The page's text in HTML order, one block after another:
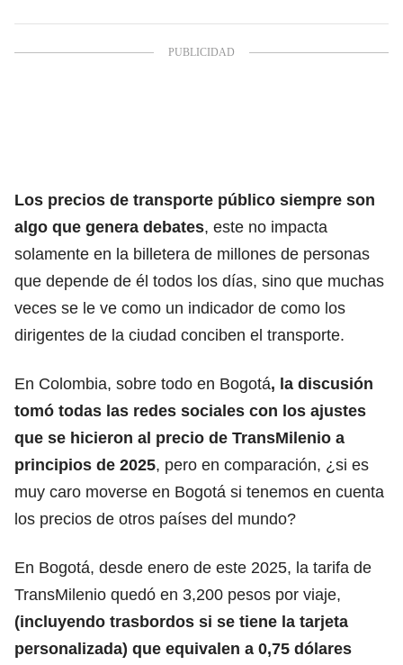
Los precios de transporte público siempre son
algo que genera debates, este no impacta
solamente en la billetera de millones de personas
que depende de él todos los días, sino que muchas
veces se le ve como un indicador de como los
dirigentes de la ciudad conciben el transporte.
En Colombia, sobre todo en Bogotá, la discusión
tomó todas las redes sociales con los ajustes
que se hicieron al precio de TransMilenio a
principios de 2025, pero en comparación, ¿si es
muy caro moverse en Bogotá si tenemos en cuenta
los precios de otros países del mundo?
En Bogotá, desde enero de este 2025, la tarifa de
TransMilenio quedó en 3,200 pesos por viaje,
(incluyendo trasbordos si se tiene la tarjeta
personalizada) que equivalen a 0,75 dólares